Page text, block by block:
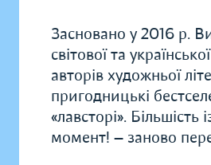
Засновано у 2016 р.
світової та
авторів художньої
пригодницькі
«лавсторі».
момент! — заново